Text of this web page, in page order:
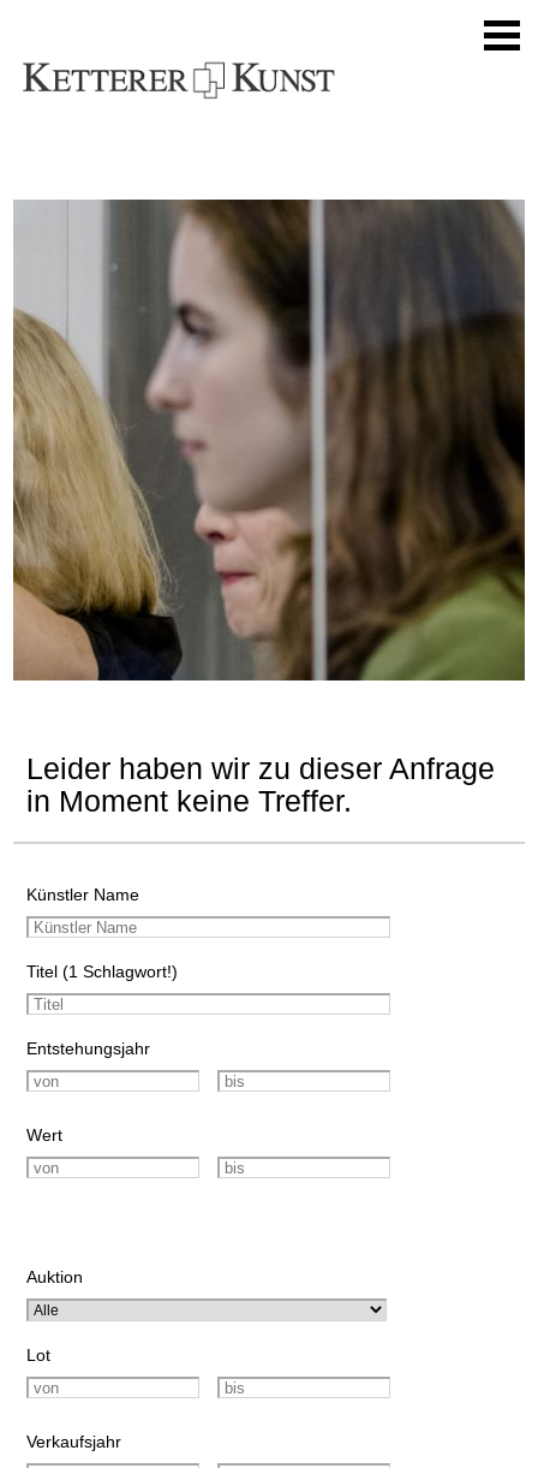
Leider haben wir zu dieser Anfrage
in Moment keine Treffer.
Künstler Name
Titel (1 Schlagwort!)
Entstehungsjahr
Wert
Auktion
Lot
Verkaufsjahr